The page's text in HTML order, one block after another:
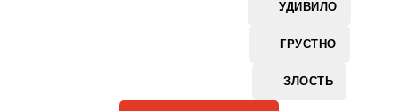
УДИВИЛО
ГРУСТНО
ЗЛОСТЬ